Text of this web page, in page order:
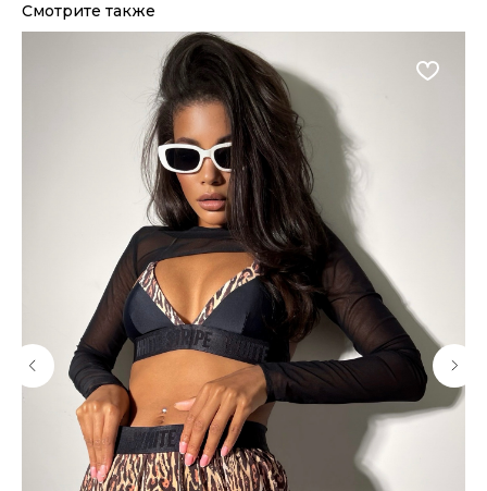
Смотрите также
Как обычная оплата картой
Понятно